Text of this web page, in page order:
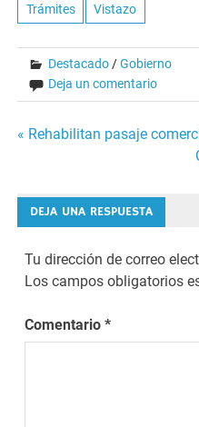
Trámites Vistazo
Destacado /Gobierno
Deja un comentario
Navegación
entradas
« Rehabilitan pasaje
DEJA UNA RESPUESTA
Tu dirección de correo
Los campos obligatorios
Comentario*